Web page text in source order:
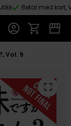
Betal med kort,
Vol. 9